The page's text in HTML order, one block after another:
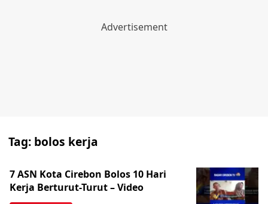
Tag: bolos kerja
7 ASN Kota Cirebon Bolos 10 Hari
Kerja Berturut-Turut – Video